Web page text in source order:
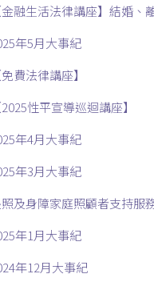
金融生活法律講座】結婚、
年5月大事紀
免費法律講座】
2025性平宣導巡迴講座】
年4月大事紀
年3月大事紀
及身障家庭照顧者支持服
年1月大事紀
年12月大事紀